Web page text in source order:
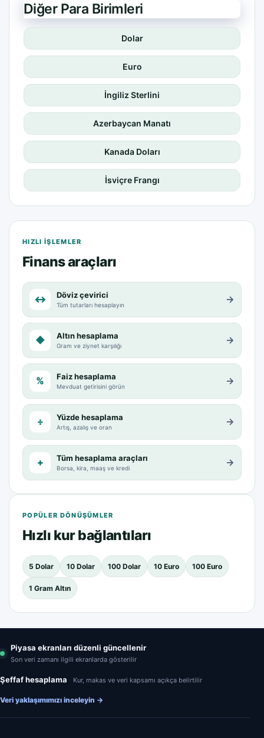
Diğer Para Birimleri
Dolar
Euro
İngiliz Sterlini
Azerbaycan Manatı
Kanada Doları
İsviçre Frangı
HIZLI IŞLEMLER
Finans araçları
↔ Döviz çevirici
Tüm tutarları hesaplayın →
◆ Altın hesaplama
Gram ve ziynet karşılığı →
% Faiz hesaplama
Mevduat getirisini görün →
÷ Yüzde hesaplama
Artış, azalış ve oran →
+ Tüm hesaplama araçları
Borsa, kira, maaş ve kredi →
POPÜLER DÖNÜŞÜMLER
Hızlı kur bağlantıları
5 Dolar 10 Dolar 100 Dolar 10 Euro 100 Euro
1 Gram Altın
Piyasa ekranları düzenli güncellenir
Son veri zamanı ilgili ekranlarda gösterilir
Şeffaf hesaplama Kur, makas ve veri kapsamı açıkça belirtilir
Veri yaklaşımımızı inceleyin →